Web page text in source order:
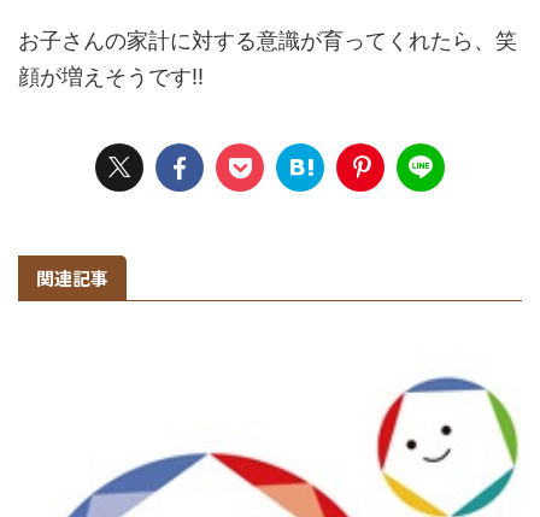
お子さんの家計に対する意識が育ってくれたら、笑
顔が増えそうです!!
関連記事